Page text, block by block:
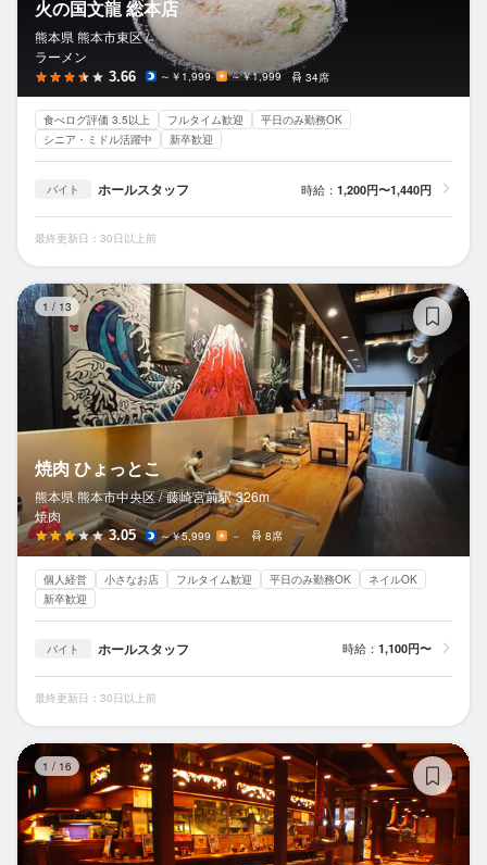
火の国文龍 総本店
熊本県 熊本市東区 /
ラーメン
3.66 ～￥1,999 ～￥1,999 34席
食べログ評価 3.5以上 フルタイム歓迎
平日のみ勤務OK
シニア・ミドル活躍中
新卒歓迎
バイト ホールスタッフ 時給： 1,200円〜1,440円
最終更新日：30日以上前
1 / 13
焼肉 ひょっとこ
熊本県 熊本市中央区 / 藤崎宮前駅 326m
焼肉
3.05 ～￥5,999 － 8席
個人経営 小さなお店 フルタイム歓迎 平日のみ勤務OK
ネイルOK
新卒歓迎
バイト ホールスタッフ 時給： 1,100円〜
最終更新日：30日以上前
1 / 16